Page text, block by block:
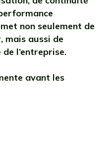
non seulement de
mais aussi de
l’entreprise.
avant les